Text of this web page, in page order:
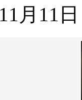
月11日